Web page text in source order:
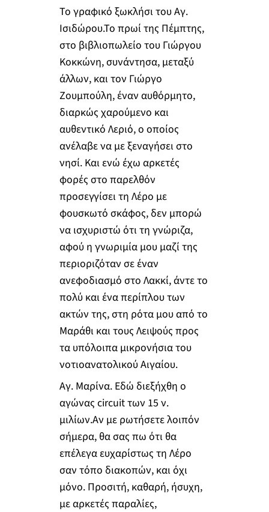
Το γραφικό ξωκλήσι του Αγ.
Ισιδώρου.Το πρωί της Πέμπτης,
στο βιβλιοπωλείο του Γιώργου
Κοκκώνη, συνάντησα, μεταξύ
άλλων, και τον Γιώργο
Ζουμπούλη, έναν αυθόρμητο,
διαρκώς χαρούμενο και
αυθεντικό Λεριό, ο οποίος
ανέλαβε να με ξεναγήσει στο
νησί. Και ενώ έχω αρκετές
φορές στο παρελθόν
προσεγγίσει τη Λέρο με
φουσκωτό σκάφος, δεν μπορώ
να ισχυριστώ ότι τη γνώριζα,
αφού η γνωριμία μου μαζί της
περιοριζόταν σε έναν
ανεφοδιασμό στο Λακκί, άντε το
πολύ και ένα περίπλου των
ακτών της, στη ρότα μου από το
Μαράθι και τους Λειψούς προς
τα υπόλοιπα μικρονήσια του
νοτιοανατολικού Αιγαίου.
Αγ. Μαρίνα. Εδώ διεξήχθη ο
αγώνας circuit των 15 ν.
μιλίων.Αν με ρωτήσετε λοιπόν
σήμερα, θα σας πω ότι θα
επέλεγα ευχαρίστως τη Λέρο
σαν τόπο διακοπών, και όχι
μόνο. Προσιτή, καθαρή, ήσυχη,
με αρκετές παραλίες,